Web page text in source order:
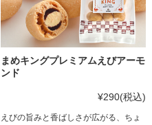
まめキングプレミアムえびアーモ
ンド
¥290(税込)
えびの旨みと香ばしさが広がる、ちょ